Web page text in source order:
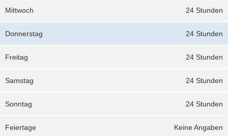
24 Stunden
Mittwoch
24 Stunden
Donnerstag
24 Stunden
Freitag
24 Stunden
Samstag
24 Stunden
Sonntag
Keine Angaben
Feiertage